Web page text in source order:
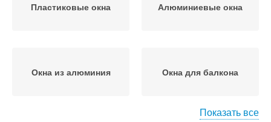
Пластиковые окна Алюминиевые окна
Окна из алюминия Окна для балкона
Показать все